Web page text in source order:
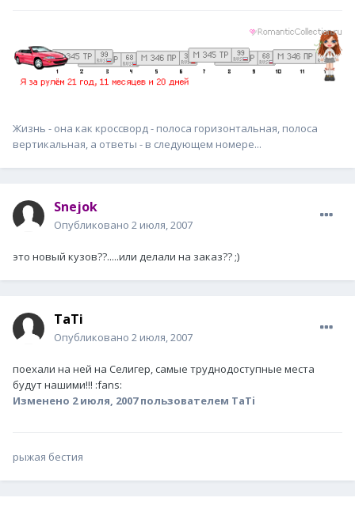
Жизнь - она как кроссворд - полоса горизонтальная, полоса
вертикальная, а ответы - в следующем номере...
Snejok
Опубликовано 2 июля, 2007
это новый кузов??.....или делали на заказ?? ;)
TaTi
Опубликовано 2 июля, 2007
поехали на ней на Селигер, самые труднодоступные места
будут нашими!!! :fans:
Изменено 2 июля, 2007пользователем TaTi
рыжая бестия